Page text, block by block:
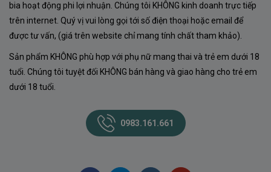
bia hoạt động phi lợi nhuận. Chúng tôi KHÔNG kinh doanh trực tiếp
trên internet. Quý vị vui lòng gọi tới số điện thoại hoặc email để
được tư vấn, (giá trên website chỉ mang tính chất tham khảo).
Sản phẩm KHÔNG phù hợp với phụ nữ mang thai và trẻ em dưới 18
tuổi. Chúng tôi tuyệt đối KHÔNG bán hàng và giao hàng cho trẻ em
dưới 18 tuổi.
0983.161.661